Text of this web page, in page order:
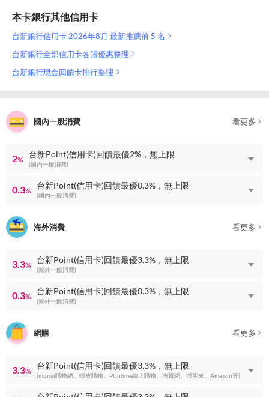
本卡銀行其他信用卡
台新銀行信用卡 2026年8月 最新推薦前 5 名
台新銀行全部信用卡各張優惠整理
台新銀行現金回饋卡排行整理
國內一般消費 看更多
2%
台新Point(信用卡)回饋最優2%，無上限
(國內一般消費)
0.3%
台新Point(信用卡)回饋最優0.3%，無上限
(國內一般消費)
海外消費 看更多
3.3%
台新Point(信用卡)回饋最優3.3%，無上限
(海外一般消費)
0.3%
台新Point(信用卡)回饋最優0.3%，無上限
(海外一般消費)
網購 看更多
3.3%
台新Point(信用卡)回饋最優3.3%，無上限
(momo購物網、蝦皮購物、PChome線上購物、淘寶網、博客來、Amazon等)